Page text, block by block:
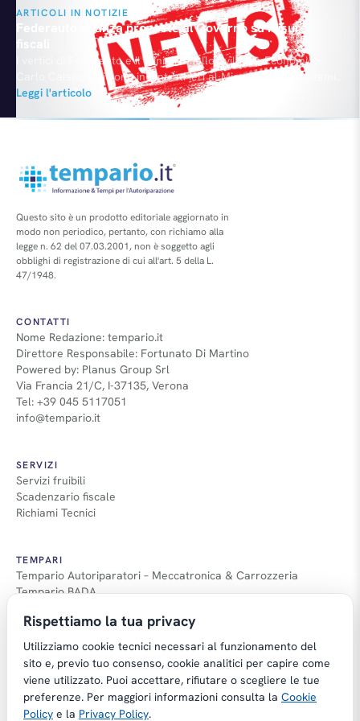
ARTICOLI IN NOTIZIE
Federauto avanza proposte al Governo su misure
fiscali
I vertici di Federauto e il Ministro dello Sviluppo Economico,
Carlo Calenda, si sono incontrati ieri al Mise per trattare temi
legati alla fiscalità e alle possibili misure per il settore auto
nella prossima Legge di Stabilità. Come ricordato dal
Presidente, Filippo Pavan Bernacchi, Federauto ha presentato
Leggi l'articolo
Questo sito è un prodotto editoriale aggiornato in
modo non periodico, pertanto, con richiamo alla
legge n. 62 del 07.03.2001, non è soggetto agli
obblighi di registrazione di cui all'art. 5 della L.
47/1948.
CONTATTI
Nome Redazione: tempario.it
Direttore Responsabile: Fortunato Di Martino
Powered by: Planus Group Srl
Via Francia 21/C, I-37135, Verona
Tel: +39 045 5117051
info@tempario.it
SERVIZI
Servizi fruibili
Scadenzario fiscale
Richiami Tecnici
TEMPARI
Tempario Autoriparatori – Meccatronica & Carrozzeria
Tempario BADA
Guida Applicazione Tempi
Copyright © Tempario.it | Powered by
Rispettiamo la tua privacy
Utilizziamo cookie tecnici necessari al funzionamento del
sito e, previo tuo consenso, cookie analitici per capire come
viene utilizzato. Puoi accettare, rifiutare o scegliere le tue
preferenze. Per maggiori informazioni consulta la Cookie
Policy e la Privacy Policy.